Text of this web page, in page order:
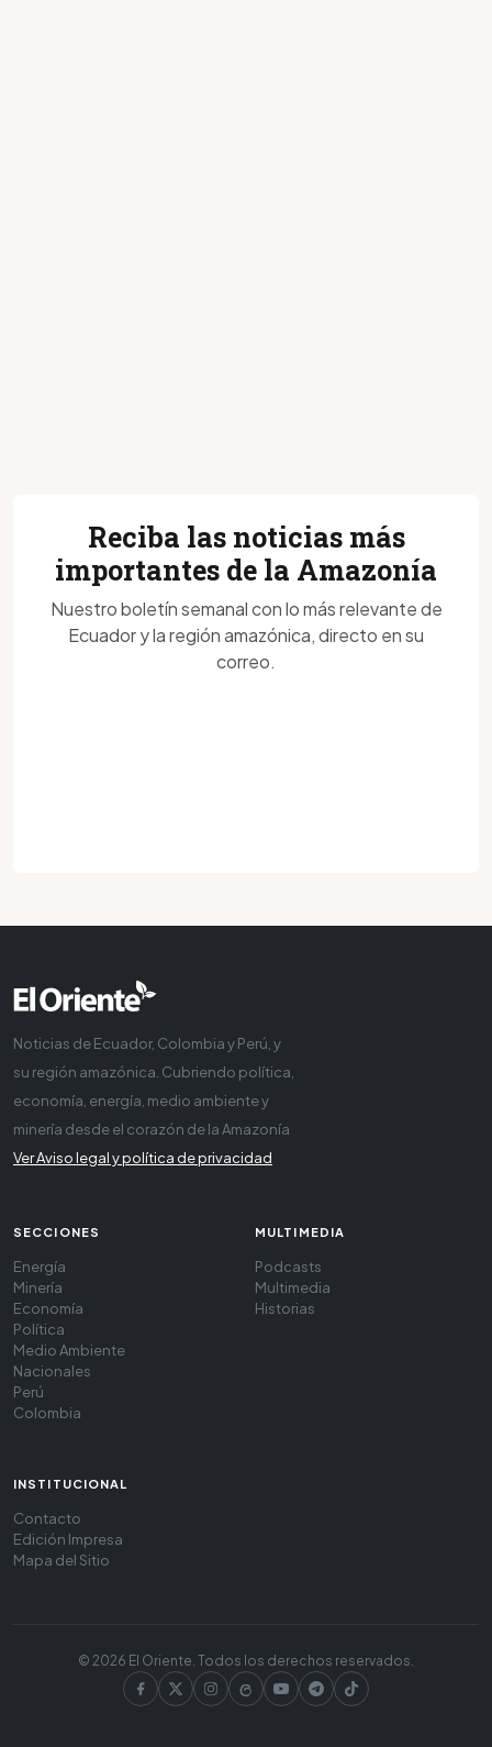
Reciba las noticias más
importantes de la Amazonía
Nuestro boletín semanal con lo más relevante de
Ecuador y la región amazónica, directo en su
correo.
Noticias de Ecuador, Colombia y Perú, y
su región amazónica. Cubriendo política,
economía, energía, medio ambiente y
minería desde el corazón de la Amazonía
Ver Aviso legal y política de privacidad
SECCIONES
Energía
Minería
Economía
Política
Medio Ambiente
Nacionales
Perú
Colombia
MULTIMEDIA
Podcasts
Multimedia
Historias
INSTITUCIONAL
Contacto
Edición Impresa
Mapa del Sitio
© 2026 El Oriente. Todos los derechos reservados.